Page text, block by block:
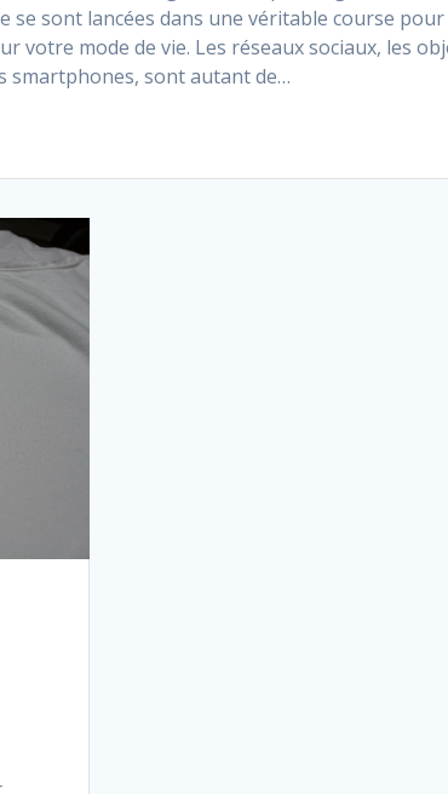
se sont lancées dans une véritable course
votre mode de vie. Les réseaux sociaux, les
smartphones, sont autant de…